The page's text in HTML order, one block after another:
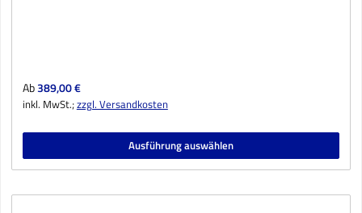
Regulärer Preis:
Ab389,00 €
inkl. MwSt.;zzgl. Versandkosten
Ausführung auswählen